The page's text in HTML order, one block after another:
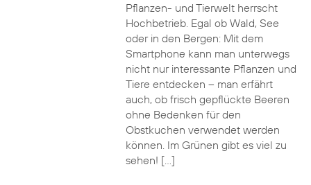
Pflanzen- und Tierwelt herrscht
Hochbetrieb. Egal ob Wald, See
oder in den Bergen: Mit dem
Smartphone kann man unterwegs
nicht nur interessante Pflanzen und
Tiere entdecken – man erfährt
auch, ob frisch gepflückte Beeren
ohne Bedenken für den
Obstkuchen verwendet werden
können. Im Grünen gibt es viel zu
sehen! […]